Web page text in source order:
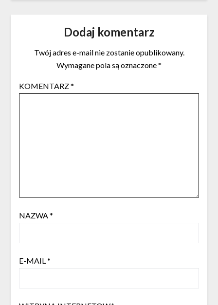
Dodaj komentarz
Twój adres e-mail nie zostanie opublikowany.
Wymagane pola są oznaczone*
KOMENTARZ*
NAZWA*
E-MAIL*